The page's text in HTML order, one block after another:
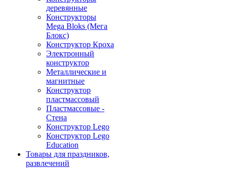
деревянные
Конструкторы
Mega Bloks (Мега
Блокс)
Конструктор Кроха
Электронный
конструктор
Металлические и
магнитные
Конструктор
пластмассовый
Пластмассовые -
Стена
Конструктор Lego
Конструктор Lego
Education
Товары для праздников,
развлечений